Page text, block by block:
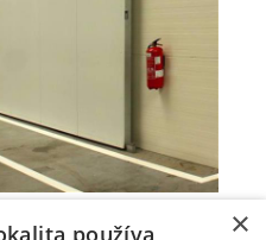
×
používa